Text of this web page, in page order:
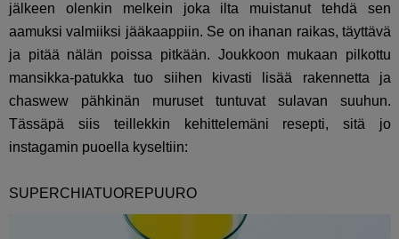
jälkeen olenkin melkein joka ilta muistanut tehdä sen
aamuksi valmiiksi jääkaappiin. Se on ihanan raikas, täyttävä
ja pitää nälän poissa pitkään. Joukkoon mukaan pilkottu
mansikka-patukka tuo siihen kivasti lisää rakennetta ja
chaswew pähkinän muruset tuntuvat sulavan suuhun.
Tässäpä siis teillekkin kehittelemäni resepti, sitä jo
instagamin puoella kyseltiin:
SUPERCHIATUOREPUURO